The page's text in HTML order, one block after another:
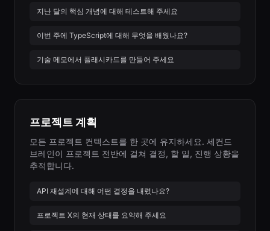
지난 달의 핵심 개념에 대해 테스트해 주세요
이번 주에 TypeScript에 대해 무엇을 배웠나요?
기술 메모에서 플래시카드를 만들어 주세요
프로젝트 계획
모든 프로젝트 컨텍스트를 한 곳에 유지하세요. 세컨드
브레인이 프로젝트 전반에 걸쳐 결정, 할 일, 진행 상황을
추적합니다.
API 재설계에 대해 어떤 결정을 내렸나요?
프로젝트 X의 현재 상태를 요약해 주세요